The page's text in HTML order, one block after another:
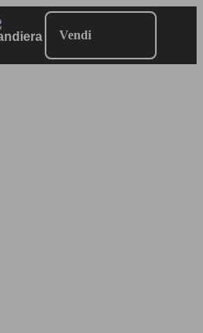
Vendi